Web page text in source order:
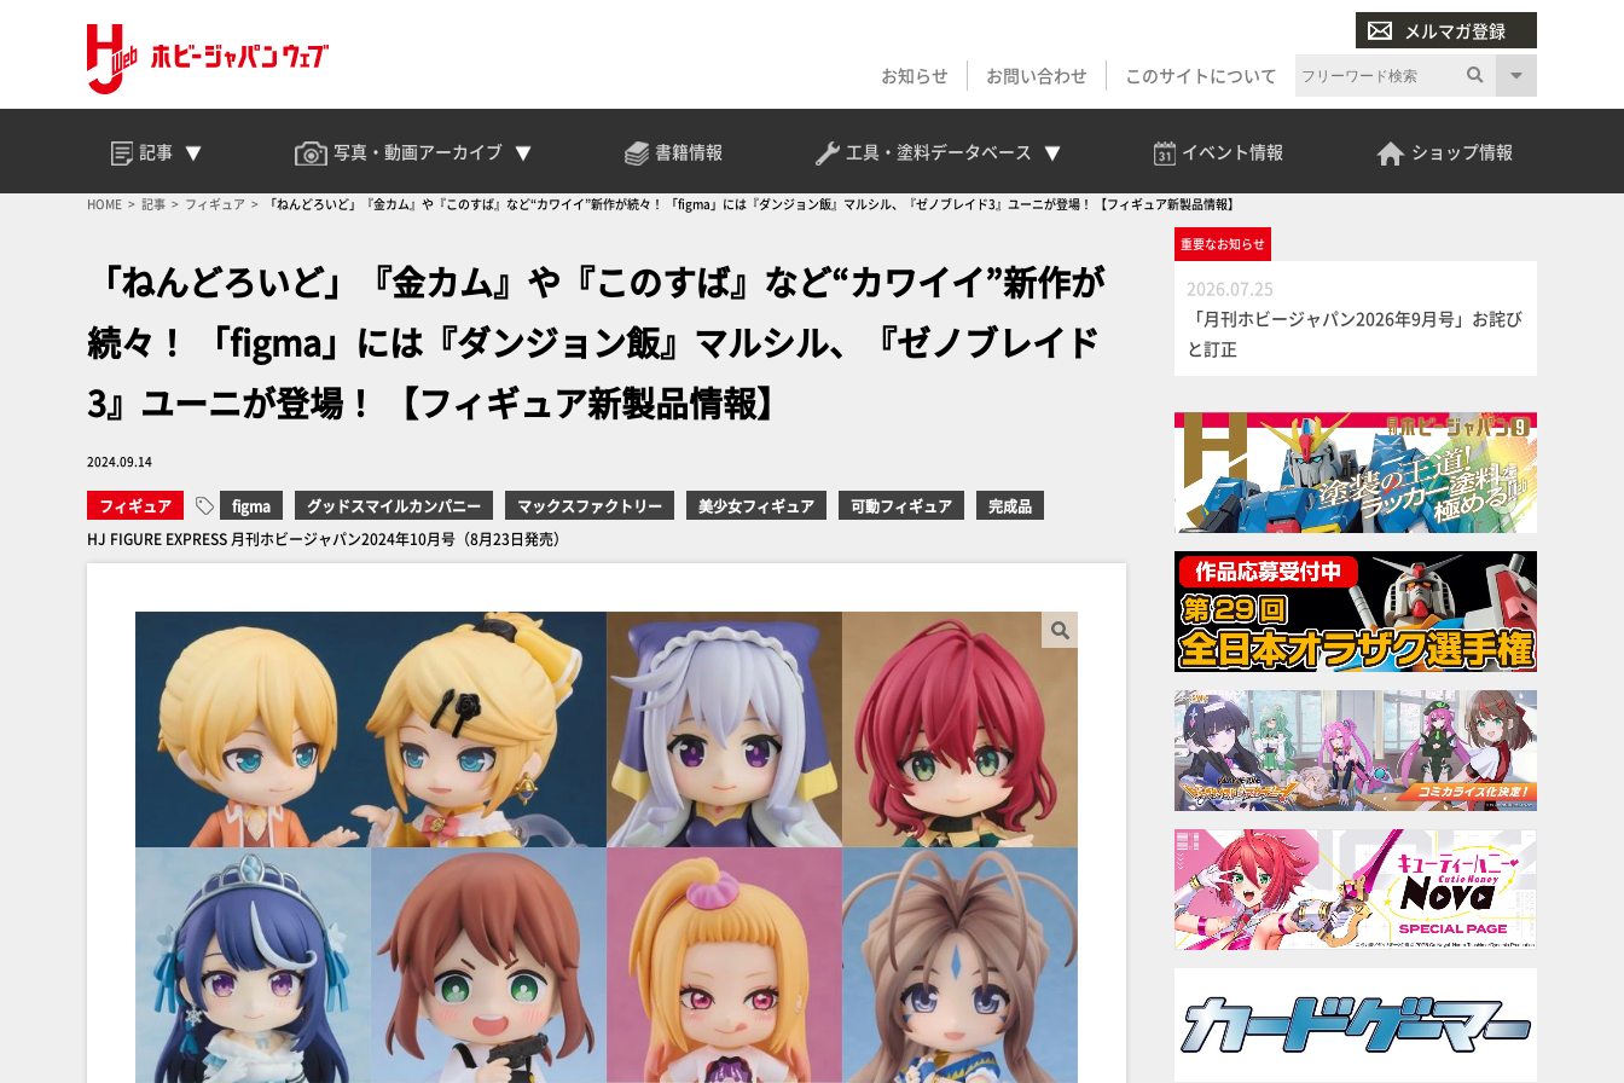
メルマガ登録
お知らせ
お問い合わせ このサイトについて
記事 写真・動画アーカイブ 書籍情報 工具・塗料データベース イベント情報 ショップ情報
HOME 記事 フィギュア 「ねんどろいど」『金カム』や『このすば』など“カワイイ”新作が続々！ 「figma」には『ダンジョン飯』マルシル、『ゼノブレイド3』ユーニが登場！ 【フィギュア新製品情報】
「ねんどろいど」『金カム』や『このすば』など“カワイイ”新作が
続々！ 「figma」には『ダンジョン飯』マルシル、『ゼノブレイド
3』ユーニが登場！ 【フィギュア新製品情報】
2024.09.14
フィギュア figma グッドスマイルカンパニー マックスファクトリー 美少女フィギュア 可動フィギュア
完成品
HJ FIGURE EXPRESS 月刊ホビージャパン2024年10月号（8月23日発売）
重要なお知らせ
2026.07.25
「月刊ホビージャパン2026年9月号」お詫び
と訂正